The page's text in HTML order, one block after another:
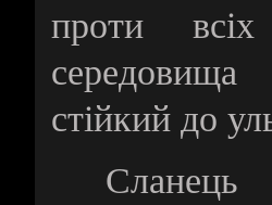
проти
стійкий до
Сланець